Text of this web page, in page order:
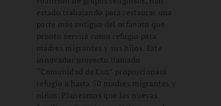
estado trabajando para restaurar una
parte más antigua del orfanato que
pronto servirá como refugio para
madres migrantes y sus hijos. Este
innovador proyecto llamado
“Comunidad de Luz” proporcionará
refugio a hasta 50 madres migrantes y
niños. Planeamos que las nuevas